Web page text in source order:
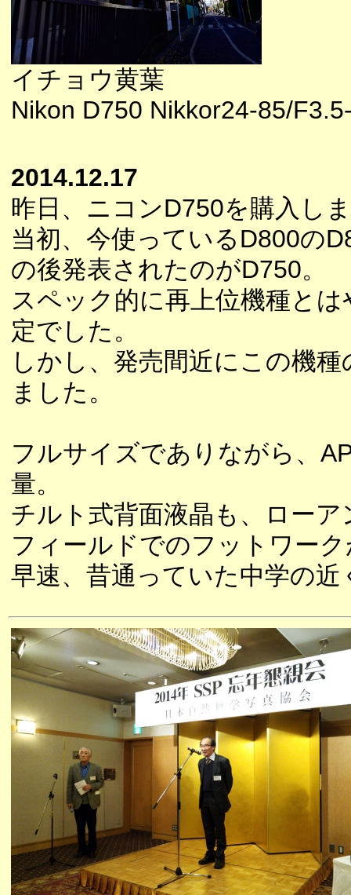
イチョウ黄葉
Nikon D750 Nikkor24-85/
2014.12.17
昨日、ニコンD750を購入し
当初、今使っているD800の
の後発表されたのがD750。
スペック的に再上位機種と
定でした。
しかし、発売間近にこの機
ました。
フルサイズでありながら、
量。
チルト式背面液晶も、ロー
フィールドでのフットワー
早速、昔通っていた中学の